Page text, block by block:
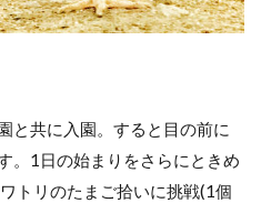
と共に入園。すると目の前に
。1日の始まりをさらにときめ
トリのたまご拾いに挑戦(1個